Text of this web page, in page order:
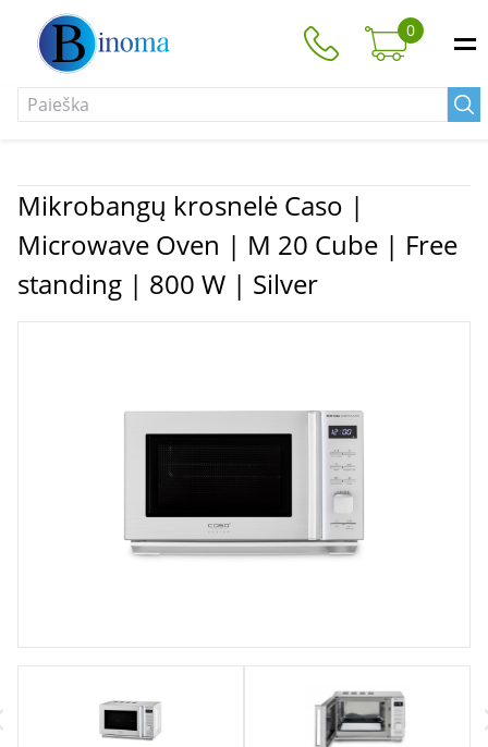
0
Mikrobangų krosnelė Caso |
Microwave Oven | M 20 Cube | Free
standing | 800 W | Silver